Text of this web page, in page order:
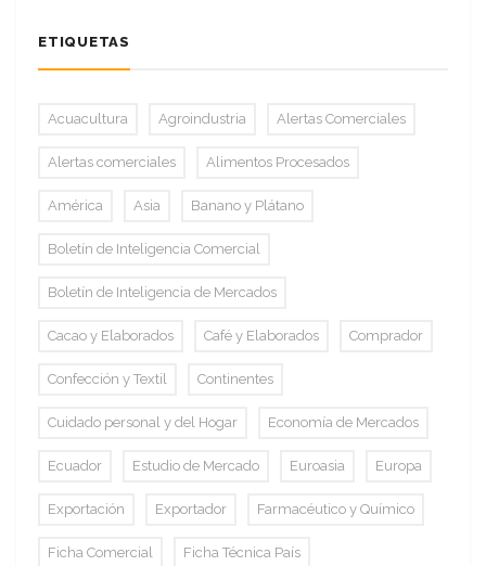
ETIQUETAS
Acuacultura Agroindustria Alertas Comerciales
Alertas comerciales Alimentos Procesados
América Asia Banano y Plátano
Boletín de Inteligencia Comercial
Boletín de Inteligencia de Mercados
Cacao y Elaborados Café y Elaborados Comprador
Confección y Textil Continentes
Cuidado personal y del Hogar Economía de Mercados
Ecuador Estudio de Mercado Euroasia Europa
Exportación Exportador Farmacéutico y Químico
Ficha Comercial Ficha Técnica País